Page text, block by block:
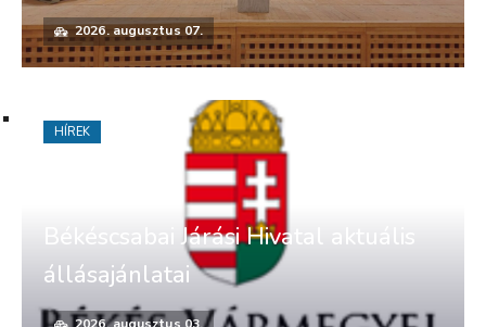
2026. augusztus 07.
Békéscsabai Járási Hivatal aktuális
állásajánlatai
HÍREK